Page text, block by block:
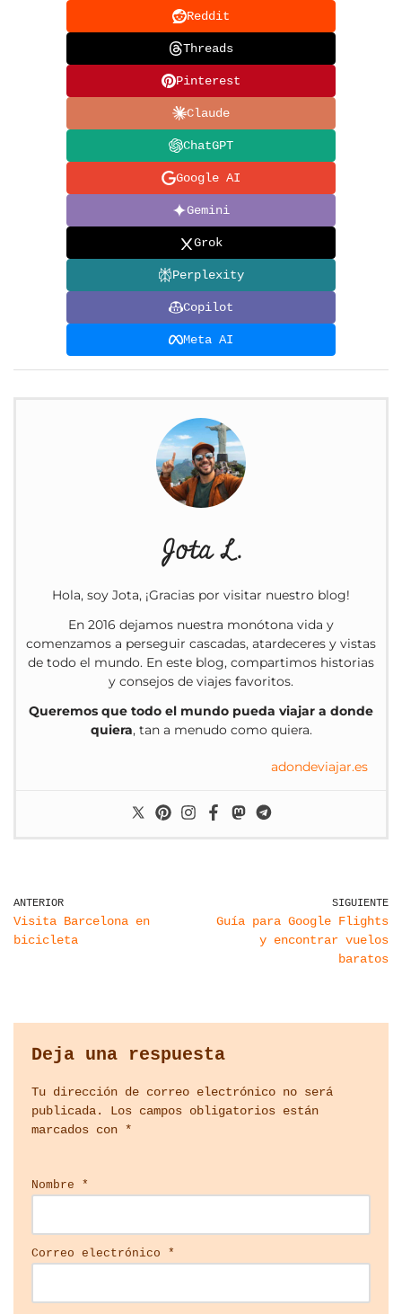
Reddit
Threads
Pinterest
Claude
ChatGPT
Google AI
Gemini
Grok
Perplexity
Copilot
Meta AI
Jota L.
Hola, soy Jota, ¡Gracias por visitar nuestro blog!
En 2016 dejamos nuestra monótona vida y
comenzamos a perseguir cascadas, atardeceres y vistas
de todo el mundo. En este blog, compartimos historias
y consejos de viajes favoritos.
Queremos que todo el mundo pueda viajar a donde
quiera, tan a menudo como quiera.
adondeviajar.es
ANTERIOR
Visita Barcelona en
bicicleta
SIGUIENTE
Guía para Google Flights
y encontrar vuelos
baratos
Deja una respuesta
Tu dirección de correo electrónico no será
publicada.
Los campos obligatorios están
marcados con *
Nombre *
Correo electrónico *